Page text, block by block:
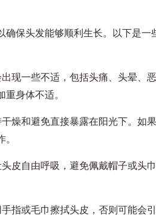
保头发能够顺利生长。以下是一
一些不适，包括头痛、头晕、
身体不适。
和避免直接暴露在阳光下。如
自由呼吸，避免佩戴帽子或头
或毛巾擦拭头皮，否则可能会